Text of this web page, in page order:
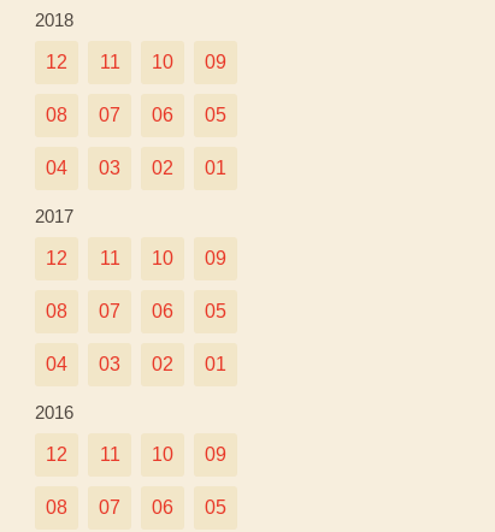
2018
12 11 10 09
08 07 06 05
04 03 02 01
2017
12 11 10 09
08 07 06 05
04 03 02 01
2016
12 11 10 09
08 07 06 05